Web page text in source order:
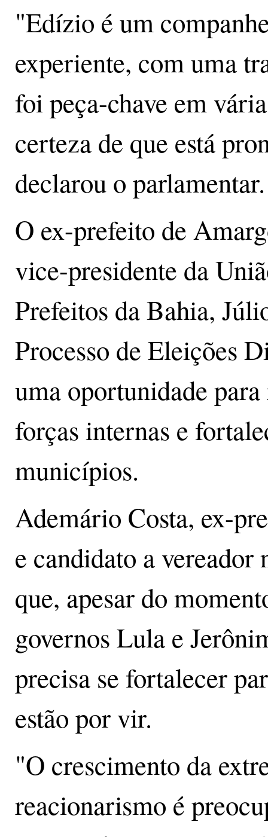
"Edízio é um
experiente, com uma
foi peça-chave em
certeza de que está
declarou o
O ex-prefeito de
vice-presidente da
Prefeitos da Bahia,
Processo de Eleições
uma oportunidade
forças internas e
municípios.
Ademário Costa, ex-
e candidato a
que, apesar do
governos Lula e
precisa se fortalecer
estão por vir.
"O crescimento da
reacionarismo é